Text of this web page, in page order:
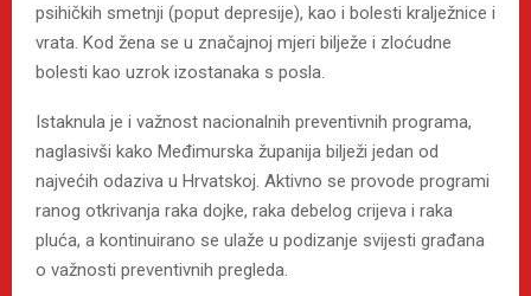
psihičkih smetnji (poput depresije), kao i bolesti kralježnice i
vrata. Kod žena se u značajnoj mjeri bilježe i zloćudne
bolesti kao uzrok izostanaka s posla.
Istaknula je i važnost nacionalnih preventivnih programa,
naglasivši kako Međimurska županija bilježi jedan od
najvećih odaziva u Hrvatskoj. Aktivno se provode programi
ranog otkrivanja raka dojke, raka debelog crijeva i raka
pluća, a kontinuirano se ulaže u podizanje svijesti građana
o važnosti preventivnih pregleda.